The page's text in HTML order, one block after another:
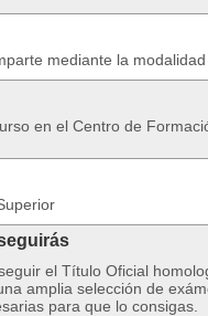
mediante la
en el Centro de
el Título Oficial
amplia selección de
para que lo consigas.